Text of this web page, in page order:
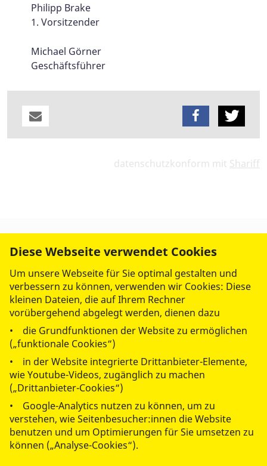
Philipp Brake
1. Vorsitzender
Michael Görner
Geschäftsführer
datenschutzkonform mit Shariff
© 2026 ASB Regionalverband Kassel-Nordhessen
Impressum
Datenschutz
Diese Webseite verwendet Cookies
Um unsere Webseite für Sie optimal gestalten und
verbessern zu können, verwenden wir Cookies: Diese
kleinen Dateien, die auf Ihrem Rechner
vorübergehend abgelegt werden, dienen dazu
• die Grundfunktionen der Website zu ermöglichen
(„funktionale Cookies“)
• in der Website integrierte Drittanbieter-Elemente,
wie Youtube-Videos, zugänglich zu machen
(„Drittanbieter-Cookies“)
• Google-Analytics nutzen zu können, um zu
verstehen, wie Seitenbesucher:innen die Website
benutzen und um Optimierungen für Sie umsetzen zu
können („Analyse-Cookies“).